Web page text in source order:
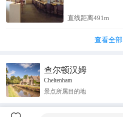
直线距离491m
查看全部
查尔顿汉姆
Cheltenham
景点所属目的地